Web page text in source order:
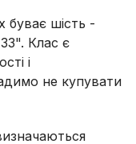
буває шість -
Клас є
і
не купувати
визначаються